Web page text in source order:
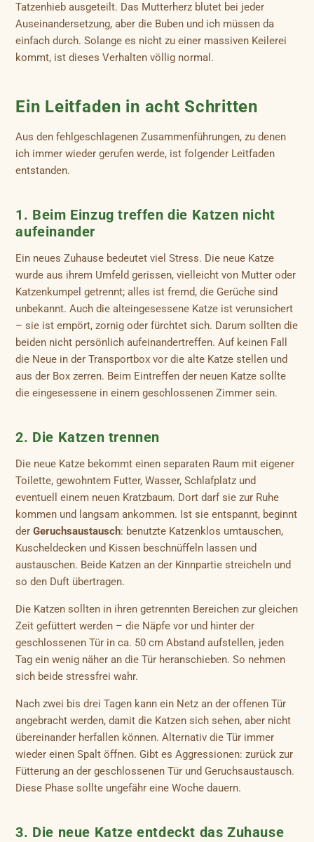
Tatzenhieb ausgeteilt. Das Mutterherz blutet bei jeder
Auseinandersetzung, aber die Buben und ich müssen da
einfach durch. Solange es nicht zu einer massiven Keilerei
kommt, ist dieses Verhalten völlig normal.
Ein Leitfaden in acht Schritten
Aus den fehlgeschlagenen Zusammenführungen, zu denen
ich immer wieder gerufen werde, ist folgender Leitfaden
entstanden.
1. Beim Einzug treffen die Katzen nicht
aufeinander
Ein neues Zuhause bedeutet viel Stress. Die neue Katze
wurde aus ihrem Umfeld gerissen, vielleicht von Mutter oder
Katzenkumpel getrennt; alles ist fremd, die Gerüche sind
unbekannt. Auch die alteingesessene Katze ist verunsichert
– sie ist empört, zornig oder fürchtet sich. Darum sollten die
beiden nicht persönlich aufeinandertreffen. Auf keinen Fall
die Neue in der Transportbox vor die alte Katze stellen und
aus der Box zerren. Beim Eintreffen der neuen Katze sollte
die eingesessene in einem geschlossenen Zimmer sein.
2. Die Katzen trennen
Die neue Katze bekommt einen separaten Raum mit eigener
Toilette, gewohntem Futter, Wasser, Schlafplatz und
eventuell einem neuen Kratzbaum. Dort darf sie zur Ruhe
kommen und langsam ankommen. Ist sie entspannt, beginnt
derGeruchsaustausch: benutzte Katzenklos umtauschen,
Kuscheldecken und Kissen beschnüffeln lassen und
austauschen. Beide Katzen an der Kinnpartie streicheln und
so den Duft übertragen.
Die Katzen sollten in ihren getrennten Bereichen zur gleichen
Zeit gefüttert werden – die Näpfe vor und hinter der
geschlossenen Tür in ca. 50 cm Abstand aufstellen, jeden
Tag ein wenig näher an die Tür heranschieben. So nehmen
sich beide stressfrei wahr.
Nach zwei bis drei Tagen kann ein Netz an der offenen Tür
angebracht werden, damit die Katzen sich sehen, aber nicht
übereinander herfallen können. Alternativ die Tür immer
wieder einen Spalt öffnen. Gibt es Aggressionen: zurück zur
Fütterung an der geschlossenen Tür und Geruchsaustausch.
Diese Phase sollte ungefähr eine Woche dauern.
3. Die neue Katze entdeckt das Zuhause